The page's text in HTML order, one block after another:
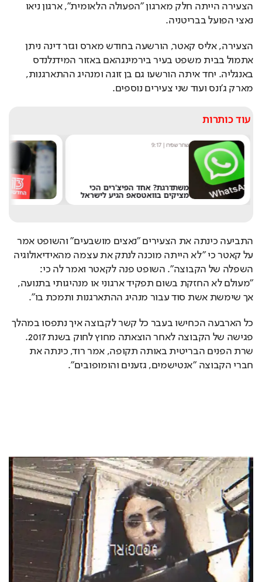
הצעירה הייתה חלק מארגון "הפעולה הלאומית", ארגון ניאו
נאצי הפועל בבריטניה.
הצעירה, אליס קאטר, הורשעה בחודש מארס וגזר דינה ניתן
אתמול בבית משפט בעיר בירמינגהאם באזור המידנלנדס
באנגליה. יחד איתה הורשעו גם בן זוגה ומנהיג ההתארגנות,
מארק ג'ונס ועוד שני צעירים נוספים.
עוד כותרות
אחד הפיצ'רים הכי
הגיע לישראל
|
8:54
אחרי 24 שנה: הפרשן
את חדשות 13
התביעה כינתה את הצעירים "נאצים מושבעים" והשופט אמר
על קאטר כי "לא הייתה מוכנה לנתק את עצמה מהאידיאולוגיה
השפלה של הקבוצה". השופט פנה לקאטר ואמר לה כי:
"מעולם לא החזקת בשום תפקיד ארגוני או מנהיגותי בתנועה,
אך שימשת אשת סוד עבור מנהיג ההתארגנות ותמכת בו".
כל הארבעה הכחישו בעבר כל קשר לקבוצה איך נתפסו במהלך
פגישה של הקבוצה לאחר הוצאתה מחוץ לחוק בשנת 2017.
שרת הפנים הבריטית באותה תקופה, אמר רוד, כינתה את
חברי הקבוצה "אנטישמים, גזענים והומופובים".